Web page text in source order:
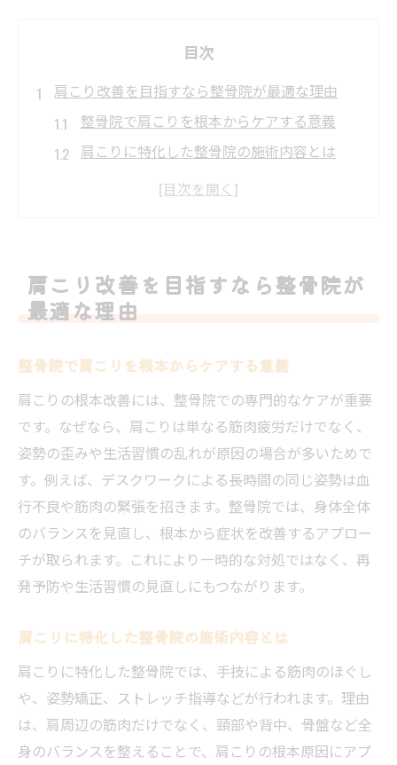
目次
肩こり改善を目指すなら整骨院が最適な理由
整骨院で肩こりを根本からケアする意義
肩こりに特化した整骨院の施術内容とは
現代人の肩こりが整骨院で改善される理由
整骨院で肩こりを相談するメリットと効果
春町エリアで注目される肩こり対策とは
春町で話題の整骨院選びのポイントを紹介
肩こり対策で整骨院が注目される理由解説
春町の整骨院が提供する独自のケア法とは
整骨院を活用した春町の肩こり対策事例
春町周辺で整骨院による肩こり改善を目指
す
整骨院選びで知っておきたい肩こり解消法
整骨院で行う肩こり解消法の特徴を解説
肩こりに有効な整骨院の施術内容と流れ
整骨院ごとの肩こり改善アプローチ比較
肩こりの原因別に適した整骨院の探し方
整骨院選びで知るべき肩こり施術の選択肢
整骨院で肩こりを早期改善するための方法
根本から肩こりを見直す整骨院の活用術
肩こり改善を目指すなら整骨院が
最適な理由
整骨院で肩こりを根本からケアする意義
肩こりの根本改善には、整骨院での専門的なケアが重要
です。なぜなら、肩こりは単なる筋肉疲労だけでなく、
姿勢の歪みや生活習慣の乱れが原因の場合が多いためで
す。例えば、デスクワークによる長時間の同じ姿勢は血
行不良や筋肉の緊張を招きます。整骨院では、身体全体
のバランスを見直し、根本から症状を改善するアプロー
チが取られます。これにより一時的な対処ではなく、再
発予防や生活習慣の見直しにもつながります。
肩こりに特化した整骨院の施術内容とは
肩こりに特化した整骨院では、手技による筋肉のほぐし
や、姿勢矯正、ストレッチ指導などが行われます。理由
は、肩周辺の筋肉だけでなく、頸部や背中、骨盤など全
身のバランスを整えることで、肩こりの根本原因にアプ